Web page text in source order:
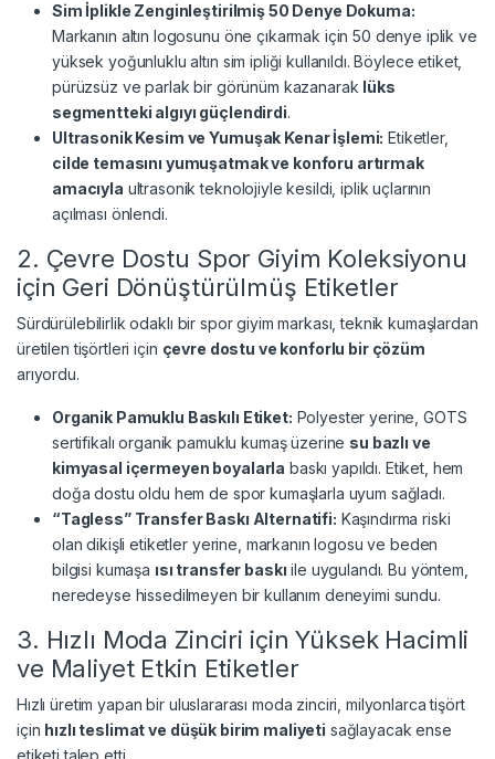
Sim İplikle Zenginleştirilmiş 50 Denye Dokuma:
Markanın altın logosunu öne çıkarmak için 50 denye iplik ve
yüksek yoğunluklu altın sim ipliği kullanıldı. Böylece etiket,
pürüzsüz ve parlak bir görünüm kazanarak lüks
segmentteki algıyı güçlendirdi.
Ultrasonik Kesim ve Yumuşak Kenar İşlemi: Etiketler,
cilde temasını yumuşatmak ve konforu artırmak
amacıyla ultrasonik teknolojiyle kesildi, iplik uçlarının
açılması önlendi.
2. Çevre Dostu Spor Giyim Koleksiyonu
için Geri Dönüştürülmüş Etiketler
Sürdürülebilirlik odaklı bir spor giyim markası, teknik kumaşlardan
üretilen tişörtleri için çevre dostu ve konforlu bir çözüm
arıyordu.
Organik Pamuklu Baskılı Etiket: Polyester yerine, GOTS
sertifikalı organik pamuklu kumaş üzerine su bazlı ve
kimyasal içermeyen boyalarla baskı yapıldı. Etiket, hem
doğa dostu oldu hem de spor kumaşlarla uyum sağladı.
“Tagless” Transfer Baskı Alternatifi: Kaşındırma riski
olan dikişli etiketler yerine, markanın logosu ve beden
bilgisi kumaşa ısı transfer baskı ile uygulandı. Bu yöntem,
neredeyse hissedilmeyen bir kullanım deneyimi sundu.
3. Hızlı Moda Zinciri için Yüksek Hacimli
ve Maliyet Etkin Etiketler
Hızlı üretim yapan bir uluslararası moda zinciri, milyonlarca tişört
için hızlı teslimat ve düşük birim maliyeti sağlayacak ense